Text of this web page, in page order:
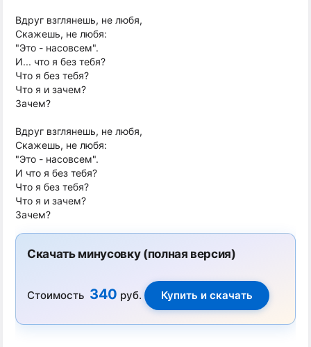
Вдруг взглянешь, не любя,
Скажешь, не любя:
"Это - насовсем".
И... что я без тебя?
Что я без тебя?
Что я и зачем?
Зачем?
Вдруг взглянешь, не любя,
Скажешь, не любя:
"Это - насовсем".
И что я без тебя?
Что я без тебя?
Что я и зачем?
Зачем?
Скачать минусовку (полная версия)
Стоимость 340 руб.